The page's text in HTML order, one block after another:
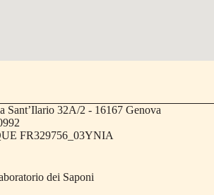
Sant’Ilario 32A/2 - 16167 Genova
FR329756_03YNIA